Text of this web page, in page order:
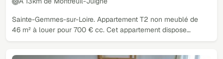
Sainte-Gemmes-sur-Loire. Appartement T2 non meublé de
46 m² à louer pour 700 € cc. Cet appartement dispose…